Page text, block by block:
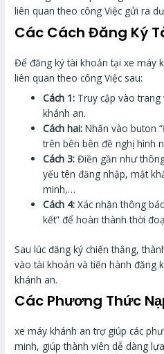
liên quan theo công Việc gửi ra
Các Cách Đăng Ký
Để đăng ký tài khoản tại xe máy
liên quan theo công Việc sau:
Cách 1: Truy cập vào
khánh an.
Cách hai: Nhấn vào buton
trên bên bên đề nghị hình
Cách 3: Điền gần như
yếu tên đăng nhập, mật
minh,…
Cách 4: Xác nhận thông
kết” để hoàn thành thời
Sau lúc đăng ký chiến thắng,
vào tài khoản và tiến hành đăng
khánh an.
Các Phương Thức
xe máy khánh an trợ giúp các
minh, giúp thành viên dễ dàng